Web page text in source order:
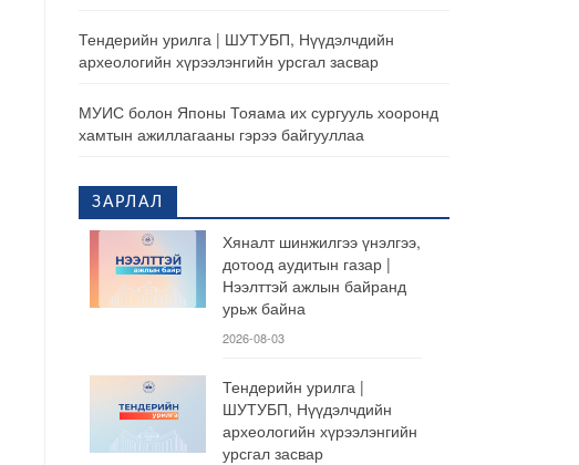
Тендерийн урилга | ШУТУБП, Нүүдэлчдийн
археологийн хүрээлэнгийн урсгал засвар
МУИС болон Японы Тояама их сургууль хооронд
хамтын ажиллагааны гэрээ байгууллаа
ЗАРЛАЛ
Хяналт шинжилгээ үнэлгээ,
дотоод аудитын газар |
Нээлттэй ажлын байранд
урьж байна
2026-08-03
Тендерийн урилга |
ШУТУБП, Нүүдэлчдийн
археологийн хүрээлэнгийн
урсгал засвар